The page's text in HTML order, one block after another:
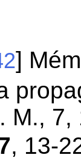
]
M.,
, 13-